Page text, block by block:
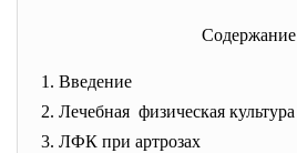
Содержание
1. Введение
2. Лечебная физическая культура
3. ЛФК при артрозах